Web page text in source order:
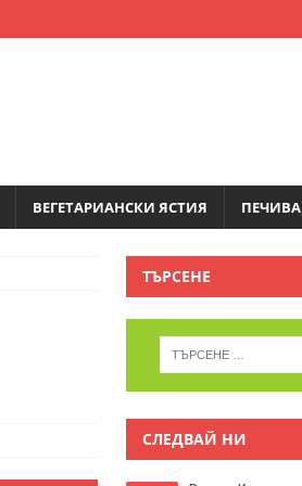
ВЕГЕТАРИАНСКИ ЯСТИЯ ПЕЧИВА
ТЪРСЕНЕ
СЛЕДВАЙ НИ